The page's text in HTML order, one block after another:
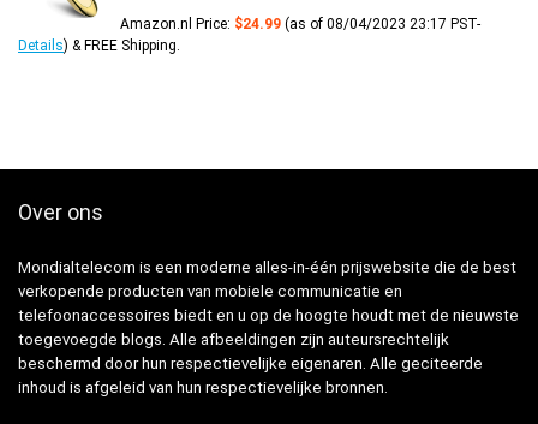
Amazon.nl Price: $24.99 (as of 08/04/2023 23:17 PST-
Details) & FREE Shipping.
Over ons
Mondialtelecom is een moderne alles-in-één prijswebsite die de best
verkopende producten van mobiele communicatie en
telefoonaccessoires biedt en u op de hoogte houdt met de nieuwste
toegevoegde blogs. Alle afbeeldingen zijn auteursrechtelijk
beschermd door hun respectievelijke eigenaren. Alle geciteerde
inhoud is afgeleid van hun respectievelijke bronnen.